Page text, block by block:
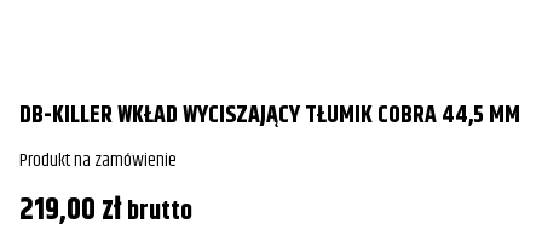
DB-KILLER WKŁAD WYCISZAJĄCY TŁUMIK COBRA 44,5 MM
Produkt na zamówienie
219,00złbrutto